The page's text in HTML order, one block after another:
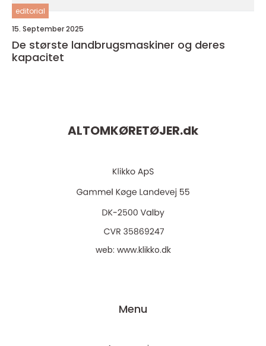
editorial
15. September 2025
De største landbrugsmaskiner og deres
kapacitet
ALTOMKØRETØJER.dk
web: www.klikko.dk
Menu